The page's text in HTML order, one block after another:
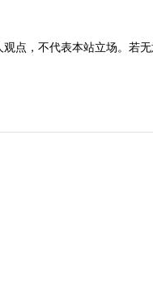
点，不代表本站立场。若